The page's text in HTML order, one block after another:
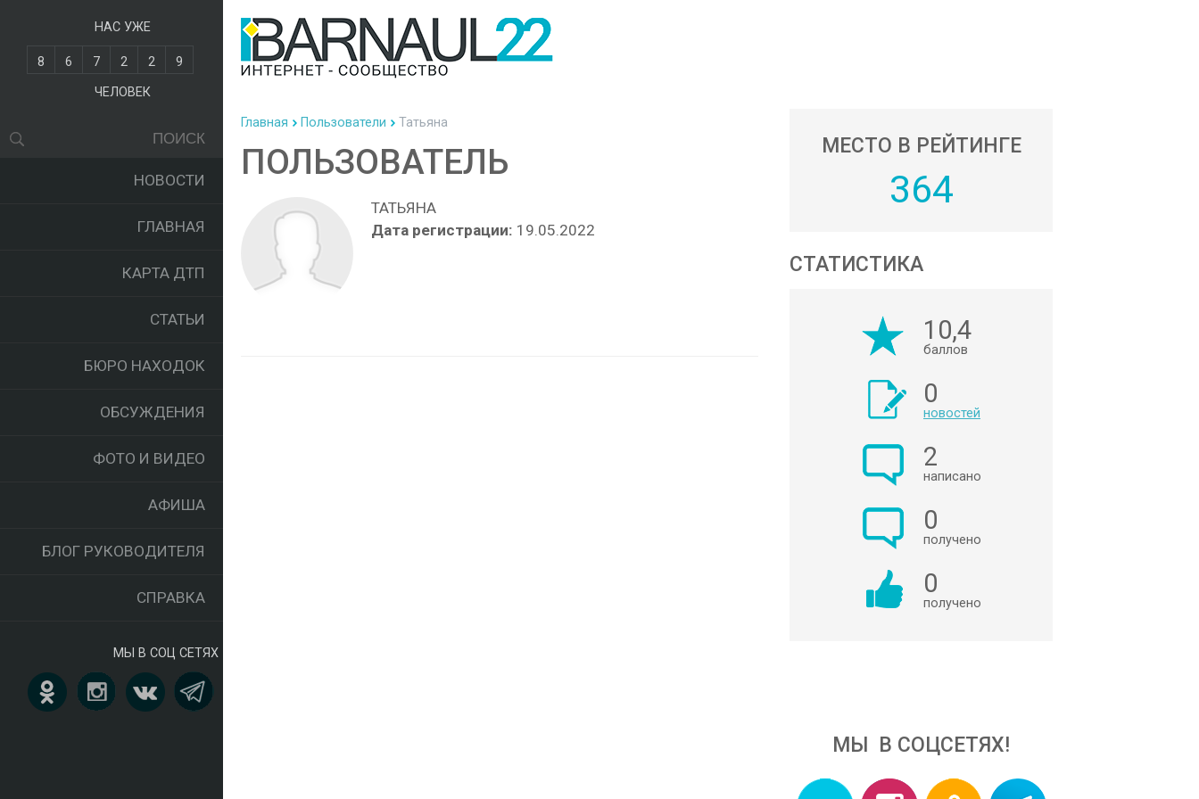
НАС УЖЕ
8 6 7 2 2
9
ЧЕЛОВЕК
НОВОСТИ
ГЛАВНАЯ
КАРТА ДТП
СТАТЬИ
БЮРО НАХОДОК
ОБСУЖДЕНИЯ
ФОТО И ВИДЕО
АФИША
БЛОГ РУКОВОДИТЕЛЯ
СПРАВКА
МЫ В СОЦ СЕТЯХ
Главная Пользователи Татьяна
ПОЛЬЗОВАТЕЛЬ
ТАТЬЯНА
Дата регистрации: 19.05.2022
МЕСТО В РЕЙТИНГЕ
364
СТАТИСТИКА
10,4
баллов
0
новостей
2
написано
0
получено
0
получено
МЫ В СОЦСЕТЯХ!